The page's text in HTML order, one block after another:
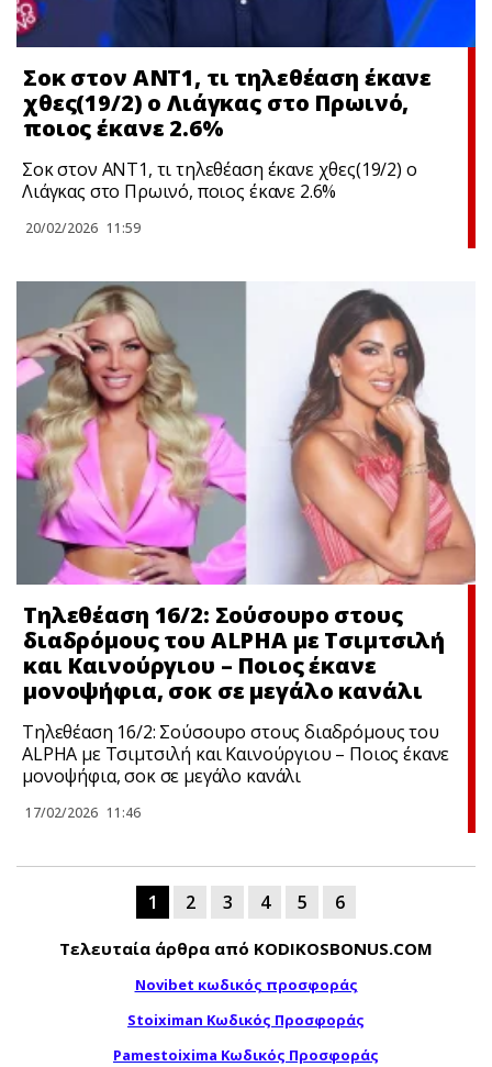
Σoκ στον ΑΝΤ1, τι τηλεθέαση έκανε
χθες(19/2) ο Λιάγκας στο Πρωινό,
ποιος έκανε 2.6%
Σoκ στον ΑΝΤ1, τι τηλεθέαση έκανε χθες(19/2) ο
Λιάγκας στο Πρωινό, ποιος έκανε 2.6%
20/02/2026 11:59
Τηλεθέαση 16/2: Σούσουpo στους
διαδρόμους του ALPHA με Τσιμτσιλή
και Καινούργιου – Ποιος έκανε
μονοψήφια, σoκ σε μεγάλο κανάλι
Τηλεθέαση 16/2: Σούσουpo στους διαδρόμους του
ALPHA με Τσιμτσιλή και Καινούργιου – Ποιος έκανε
μονοψήφια, σoκ σε μεγάλο κανάλι
17/02/2026 11:46
1 2 3 4 5 6
Τελευταία άρθρα από KODIKOSBONUS.COM
Novibet κωδικός προσφοράς
Stoiximan Κωδικός Προσφοράς
Pamestoixima Κωδικός Προσφοράς